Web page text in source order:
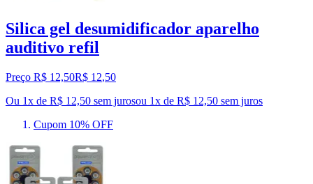
Silica gel desumidificador aparelho
auditivo refil
Preço R$ 12,50R$ 12,50
Ou 1x de R$ 12,50 sem jurosou 1x de R$ 12,50 sem juros
Cupom 10% OFF